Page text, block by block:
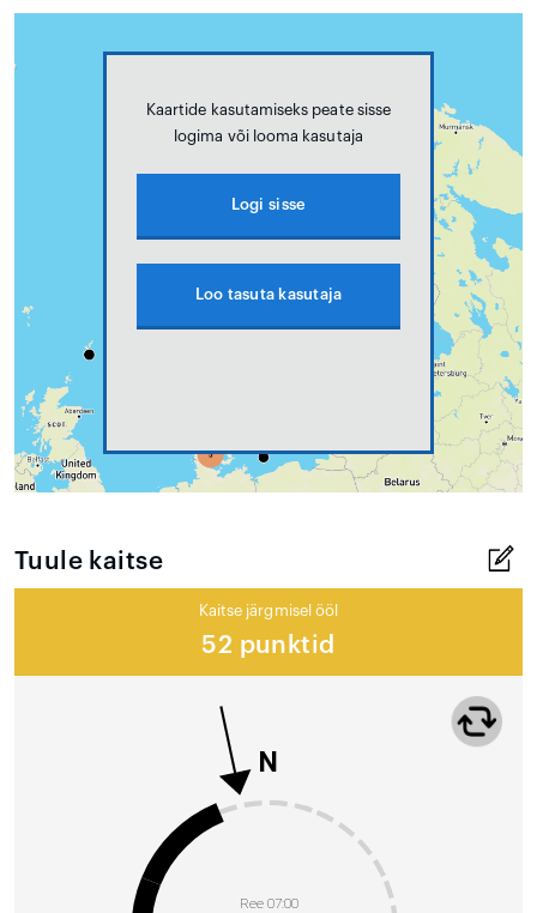
Kaartide kasutamiseks peate sisse
logima või looma kasutaja
Logi sisse
Loo tasuta kasutaja
Tuule kaitse
Kaitse järgmisel ööl
52 punktid
Ree 07:00
N